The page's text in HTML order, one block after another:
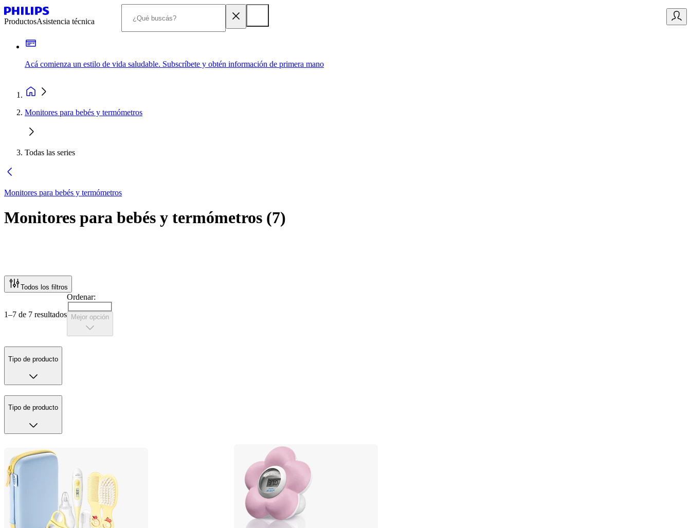
ProductosAsistencia técnica
Acá comienza un estilo de vida saludable. Subscríbete y obtén información de primera mano
Monitores para bebés y termómetros
Todas las series
Monitores para bebés y termómetros
Monitores para bebés y termómetros (7)
Todos los filtros
1–7 de 7 resultados
Ordenar:
Mejor opción
Tipo de producto
Tipo de producto